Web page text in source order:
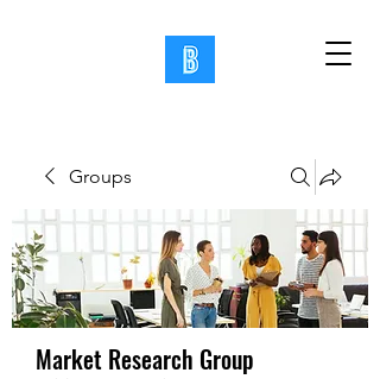
Groups
Market Research Group